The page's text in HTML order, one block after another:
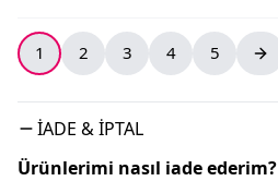
1 2 3 4 5
İADE & İPTAL
Ürünlerimi nasıl iade ederim?